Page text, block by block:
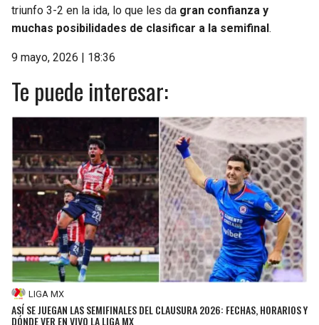
triunfo 3-2 en la ida, lo que les da gran confianza y
muchas posibilidades de clasificar a la semifinal.
9 mayo, 2026 | 18:36
Te puede interesar:
LIGA MX
ASÍ SE JUEGAN LAS SEMIFINALES DEL CLAUSURA 2026: FECHAS, HORARIOS Y
DÓNDE VER EN VIVO LA LIGA MX